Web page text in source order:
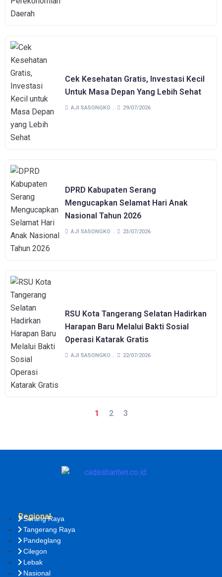
Cek Kesehatan Gratis, Investasi Kecil
Untuk Masa Depan Yang Lebih Sehat
AJI SASONGKO 29/07/2026
DPRD Kabupaten Serang
Mengucapkan Selamat Hari Anak
Nasional Tahun 2026
AJI SASONGKO 23/07/2026
RSU Kota Tangerang Selatan Hadirkan
Harapan Baru Melalui Bakti Sosial
Operasi Katarak Gratis
AJI SASONGKO 22/07/2026
1 2 3
Regional
Serang Raya
Tangerang Raya
Pandeglang
Cilegon
Lebak
Nasional